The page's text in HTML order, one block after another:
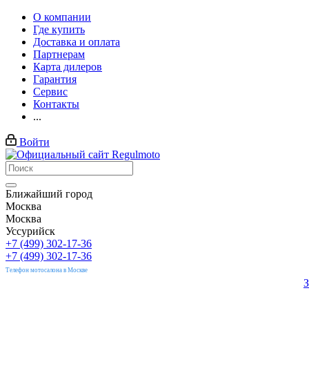
О компании
Где купить
Доставка и оплата
Партнерам
Карта дилеров
Гарантия
Сервис
Контакты
...
Войти
Ближайший город
Москва
Москва
Уссурийск
+7 (499) 302-17-36
+7 (499) 302-17-36
Телефон мотосалона в Москве